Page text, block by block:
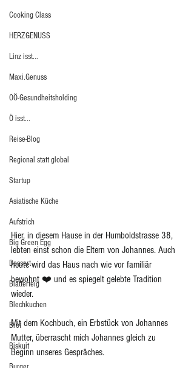
Cooking Class
HERZGENUSS
Linz isst...
Maxi.Genuss
OÖ-Gesundheitsholding
Ö isst...
Reise-Blog
Regional statt global
Startup
Asiatische Küche
Aufstrich
Big Green Egg
Dessert
Blätterteig
Blechkuchen
Brot
Biskuit
Hier, in diesem Hause in der Humboldstrasse 38,
lebten einst schon die Eltern von Johannes. Auch
heute wird das Haus nach wie vor familiär
bewohnt ❤️ und es spiegelt gelebte Tradition
wieder.
Mit dem Kochbuch, ein Erbstück von Johannes
Mutter, überrascht mich Johannes gleich zu
Beginn unseres Gespräches.